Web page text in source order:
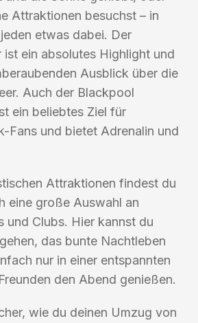
Attraktionen besuchst – in
etwas dabei. Der
ein absolutes Highlight und
Ausblick über die
Auch der Blackpool
ein beliebtes Ziel für
Fans und bietet Adrenalin und
Attraktionen findest du
eine große Auswahl an
und Clubs. Hier kannst du
gehen, das bunte Nachtleben
nur in einer entspannten
den Abend genießen.
wie du deinen Umzug von